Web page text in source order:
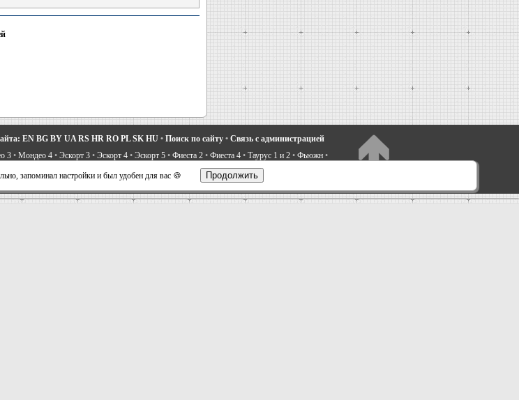
EN BG BY UA RS HR RO PL SK HU • Поиск по сайту • Связь с администрацией
3 • Мондео 4 • Эскорт 3 • Эскорт 4 • Эскорт 5 • Фиеста 2 • Фиеста 4 • Таурус 1 и 2 • Фьюжн •
Силовое электрооборудование
запоминал настройки и был удобен для вас 🍪 Продолжить